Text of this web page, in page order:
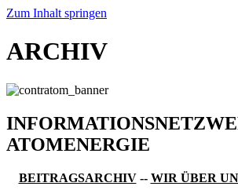
Zum Inhalt springen
ARCHIV
ATOMENERGIE
BEITRAGSARCHIV-- WIR ÜBER